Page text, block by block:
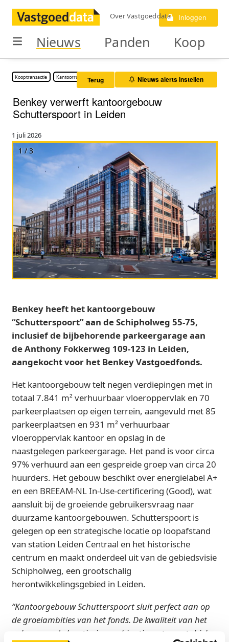
Over Vastgoeddata Inloggen
Nieuws Panden Koop
Kooptransactie KantoorruimteTerug Nieuws alerts instellen
Benkey verwerft kantoorgebouw
Schutterspoort in Leiden
1 juli 2026
1 / 3
Benkey heeft het kantoorgebouw
“Schutterspoort” aan de Schipholweg 55‑75,
inclusief de bijbehorende parkeergarage aan
de Anthony Fokkerweg 109‑123 in Leiden,
aangekocht voor het Benkey Vastgoedfonds.
Het kantoorgebouw telt negen verdiepingen met in
totaal 7.841 m² verhuurbaar vloeroppervlak en 70
parkeerplaatsen op eigen terrein, aangevuld met 85
parkeerplaatsen en 931 m² verhuurbaar
vloeroppervlak kantoor en opslag in de
naastgelegen parkeergarage. Het pand is voor circa
97% verhuurd aan een gespreide groep van circa 20
huurders. Het gebouw beschikt over energielabel A+
en een BREEAM‑NL In‑Use‑certificering (Good), wat
aansluit bij de groeiende gebruikersvraag naar
duurzame kantoorgebouwen. Schutterspoort is
gelegen op een strategische locatie op loopafstand
van station Leiden Centraal en het historische
centrum en maakt onderdeel uit van de gebiedsvisie
Schipholweg, een grootschalig
herontwikkelingsgebied in Leiden.
“Kantoorgebouw Schutterspoort sluit perfect aan op
de groeiambities van het fonds. De kwaliteit van het
gebouw en de locatie, in combinatie met een stabiele